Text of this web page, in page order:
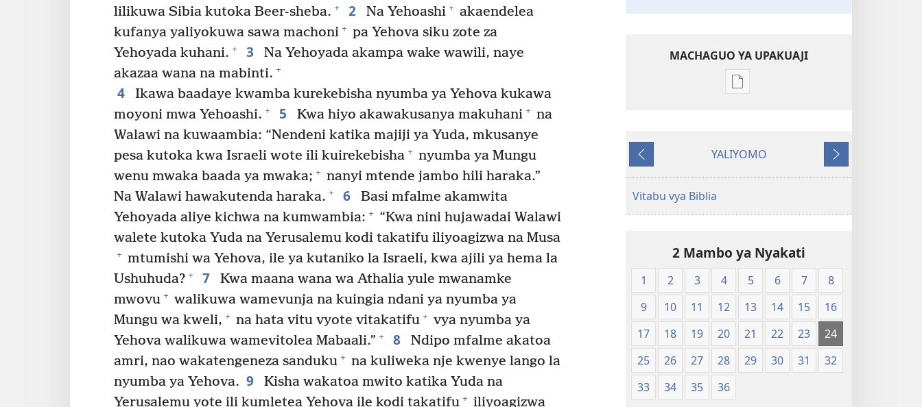
lilikuwa Sibia kutoka Beer-sheba. + 2 Na Yehoashi + akaendelea
kufanya yaliyokuwa sawa machoni + pa Yehova siku zote za
Yehoyada kuhani. + 3
Na Yehoyada akampa wake wawili, naye
akazaa wana na mabinti. +
4
Ikawa baadaye kwamba kurekebisha nyumba ya Yehova kukawa
moyoni mwa Yehoashi. + 5 Kwa hiyo akawakusanya makuhani + na
Walawi na kuwaambia: “Nendeni katika majiji ya Yuda, mkusanye
pesa kutoka kwa Israeli wote ili kuirekebisha + nyumba ya Mungu
wenu mwaka baada ya mwaka; + nanyi mtende jambo hili haraka.”
Na Walawi hawakutenda haraka. + 6
Basi mfalme akamwita
Yehoyada aliye kichwa na kumwambia: + “Kwa nini hujawadai Walawi
walete kutoka Yuda na Yerusalemu kodi takatifu iliyoagizwa na Musa
+ mtumishi wa Yehova, ile ya kutaniko la Israeli, kwa ajili ya hema la
Ushuhuda? + 7
Kwa maana wana wa Athalia yule mwanamke
mwovu + walikuwa wamevunja na kuingia ndani ya nyumba ya
Mungu wa kweli, + na hata vitu vyote vitakatifu + vya nyumba ya
Yehova walikuwa wamevitolea Mabaali.” + 8
Ndipo mfalme akatoa
amri, nao wakatengeneza sanduku + na kuliweka nje kwenye lango la
nyumba ya Yehova. 9
Kisha wakatoa mwito katika Yuda na
Yerusalemu yote ili kumletea Yehova ile kodi takatifu + iliyoagizwa
MACHAGUO YA UPAKUAJI
Mbinu
ya
ya
Ulimwengu
Mpya
(Chapa
ya
Jalada
Jepesi)
Inayotangulia
YALIYOMO
Inayofuata
Vitabu vya Biblia
2 Mambo ya Nyakati
1 2 3 4 5 6 7
8
9
10 11 12 13 14 15
16
17
18 19 20 21 22 23
24
25
26 27 28 29 30 31
32
33
34 35 36